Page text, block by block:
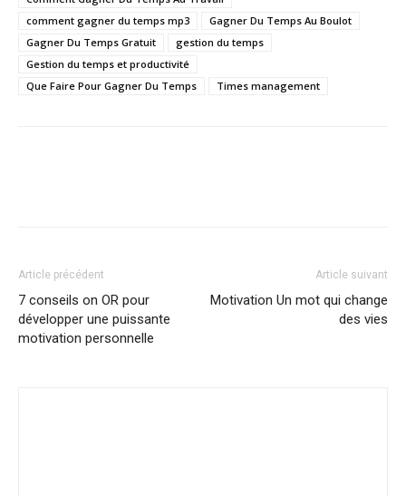
comment gagner du temps mp3
Gagner Du Temps Au Boulot
Gagner Du Temps Gratuit
gestion du temps
Gestion du temps et productivité
Que Faire Pour Gagner Du Temps
Times management
Article précédent
7 conseils on OR pour
développer une puissante
motivation personnelle
Article suivant
Motivation Un mot qui change
des vies